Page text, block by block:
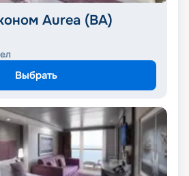
Aurea (BA)
Выбрать